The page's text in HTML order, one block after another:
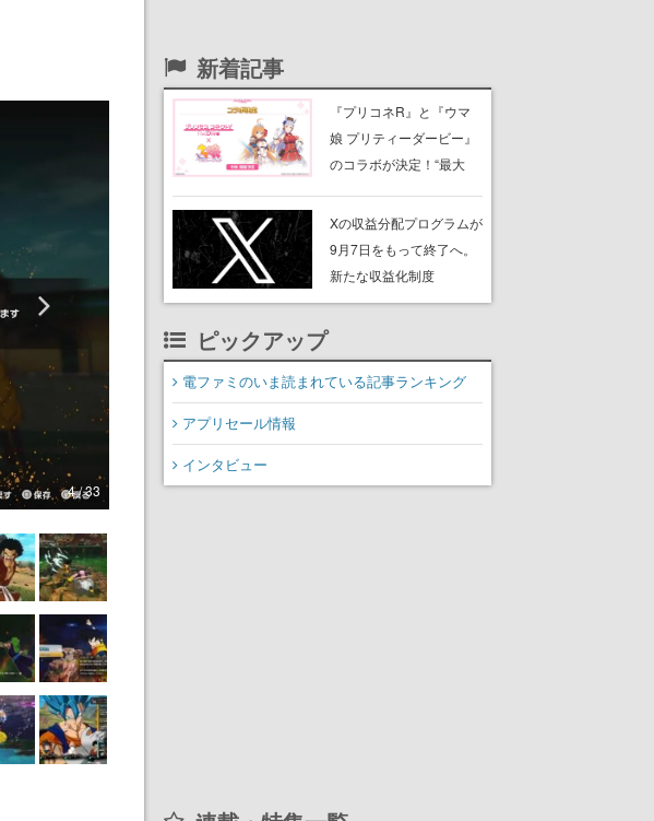
4 / 33
新着記事
『プリコネR』と『ウマ
娘 プリティーダービー』
のコラボが決定！“最大
ンペーンなども発表
Xの収益分配プログラムが
9月7日をもって終了へ。
新たな収益化制度
「Original Content
ピックアップ
電ファミのいま読まれている記事ランキング
アプリセール情報
インタビュー